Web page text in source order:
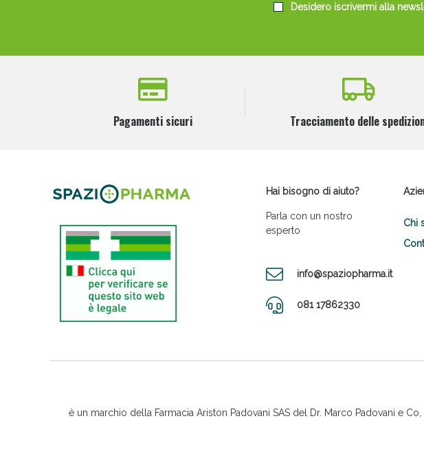
Desidero iscrivermi alla
Pagamenti sicuri Tracciamento delle
Hai bisogno di aiuto?
Parla con un nostro
esperto
info@spaziopharma.it
081 17862330
Chi
è un marchio della Farmacia Ariston Padovani SAS del Dr. Marco Padovani e